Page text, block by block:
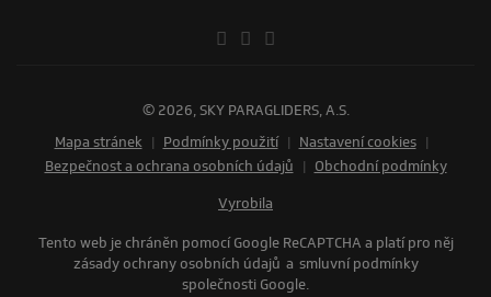
© 2026, SKY PARAGLIDERS, A.S.
Mapa stránek | Podmínky použití | Nastavení cookies |
Bezpečnost a ochrana osobních údajů | Obchodní podmínky
vyrobila
Tento web je chráněn pomocí Google ReCAPTCHA a platí pro něj
zásady ochrany osobních údajů a smluvní podmínky
společnosti Google.